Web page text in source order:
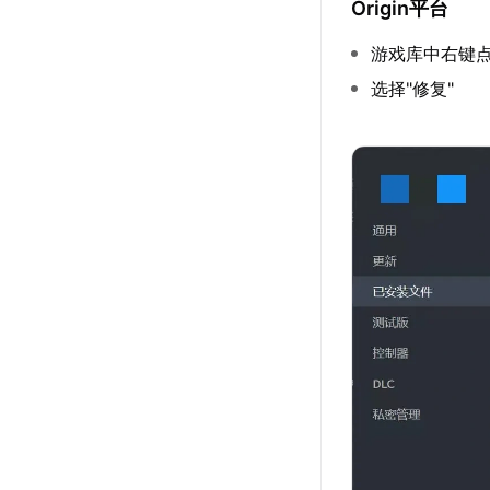
Origin平台
游戏库中右键
选择"修复"